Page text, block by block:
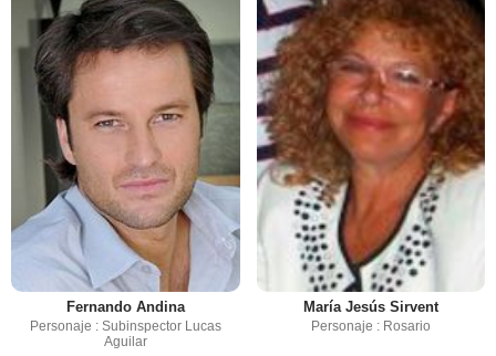
Fernando Andina
Personaje : Subinspector Lucas
Aguilar
María Jesús Sirvent
Personaje : Rosario